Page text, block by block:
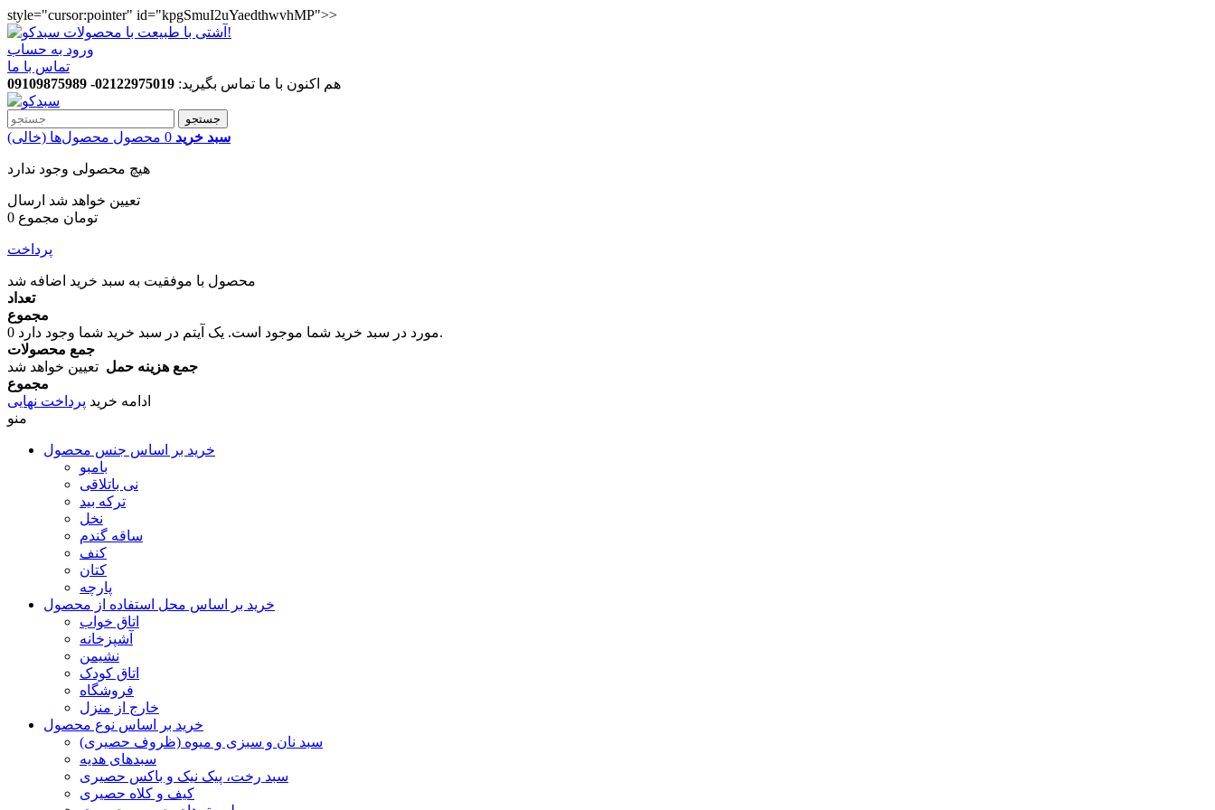
style="cursor:pointer" id="kpgSmuI2uYaedthwvhMP">>
ورود به حساب
تماس با ما
هم اکنون با ما تماس بگیرید: 02122975019- 09109875989
جستجو
سبد خرید 0 محصول محصول‌ها (خالی)
هیچ محصولی وجود ندارد
تعیین خواهد شد ارسال
0 تومان مجموع
پرداخت
محصول با موفقیت به سبد خرید اضافه شد
تعداد
مجموع
0
مورد در سبد خرید شما موجود است.یک آیتم در سبد خرید شما وجود دارد.
جمع محصولات
جمع هزینه حمل تعیین خواهد شد
مجموع
ادامه خرید پرداخت نهایی
منو
خرید بر اساس جنس محصول
بامبو
نی باتلاقی
ترکه بید
نخل
ساقه گندم
کنف
کتان
پارچه
خرید بر اساس محل استفاده از محصول
اتاق خواب
آشپزخانه
نشیمن
اتاق کودک
فروشگاه
خارج از منزل
خرید بر اساس نوع محصول
سبد نان و سبزی و میوه (ظروف حصیری)
سبدهای هدیه
سبد رخت، پیک نیک و باکس حصیری
کیف و کلاه حصیری